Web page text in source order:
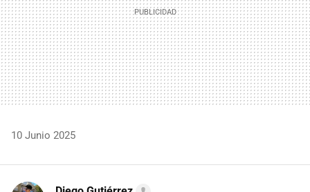
10 Junio 2025